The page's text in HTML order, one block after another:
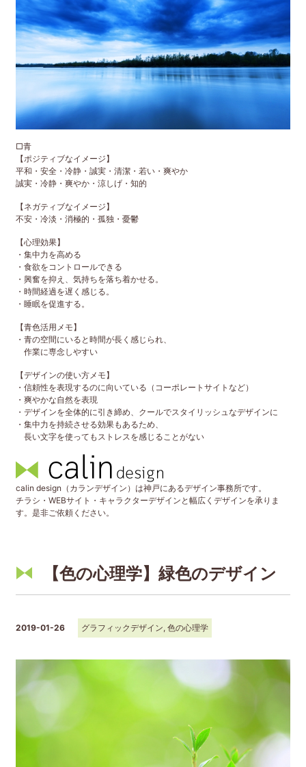
□青
【ポジティブなイメージ】
平和・安全・冷静・誠実・清潔・若い・爽やか
誠実・冷静・爽やか・涼しげ・知的
【ネガティブなイメージ】
不安・冷淡・消極的・孤独・憂鬱
【心理効果】
・集中力を高める
・食欲をコントロールできる
・興奮を抑え、気持ちを落ち着かせる。
・時間経過を遅く感じる。
・睡眠を促進する。
【青色活用メモ】
・青の空間にいると時間が長く感じられ、
作業に専念しやすい
【デザインの使い方メモ】
・信頼性を表現するのに向いている（コーポレートサイトなど）
・爽やかな自然を表現
・デザインを全体的に引き締め、クールでスタイリッシュなデザインに
・集中力を持続させる効果もあるため、
長い文字を使ってもストレスを感じることがない
calin design（カランデザイン）は神戸にあるデザイン事務所です。
チラシ・WEBサイト・キャラクターデザインと幅広くデザインを承りま
す。是非ご依頼ください。
【色の心理学】緑色のデザイン
2019-01-26 グラフィックデザイン, 色の心理学